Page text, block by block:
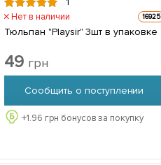
Нет в наличии 16925
Тюльпан "Playsir" 3шт в упаковке
49 грн
Сообщить о поступлении
+1.96 грн бонусов за покупку